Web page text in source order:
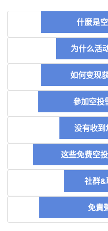
什麼是
为什么活
如何变现
參加空投
没有收到
这些免费空
社群&
免